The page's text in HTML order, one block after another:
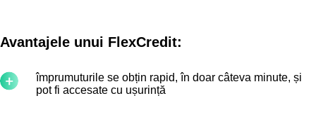
Avantajele unui FlexCredit:
împrumuturile se obțin rapid, în doar câteva minute, și
pot fi accesate cu ușurință